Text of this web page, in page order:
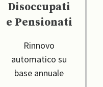
Disoccupati
e Pensionati
Rinnovo
automatico su
base annuale